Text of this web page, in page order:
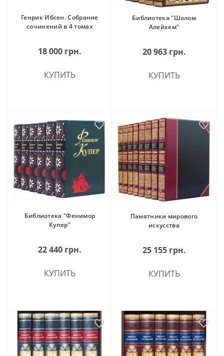
Генрик Ибсен. Собрание
сочинений в 4 томах
18 000 грн.
КУПИТЬ
Библиотека "Шолом
Алейхем"
20 963 грн.
КУПИТЬ
Библиотека "Фенимор
Купер"
22 440 грн.
КУПИТЬ
Памятники мирового
искусства
25 155 грн.
КУПИТЬ